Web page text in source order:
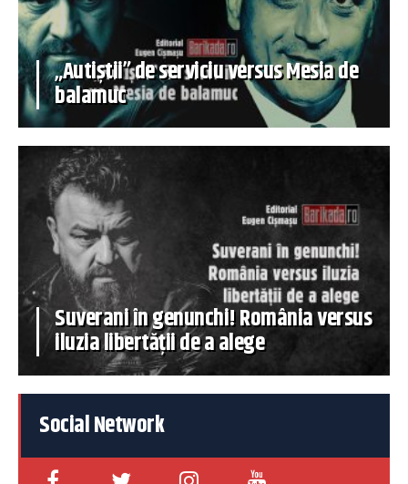
„Autiștii” de serviciu versus Mesia de
balamuc
Suverani în genunchi! România versus
iluzia libertății de a alege
Social Network